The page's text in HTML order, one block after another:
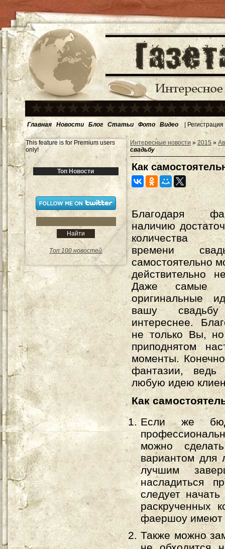
Главная Новости Блог Статьи Фото Видео | Регистрация
This feature is for Premium users
only!
Топ Новости
Топ 100 новостей
Интересные новости » 2015 »
свадьбу
Как
Благодаря
наличию
количества
времени
самостоятельно
действительно
Даже самые
оригинальные
вашу
интереснее.
не только Вы, но
приподнятом
моменты.
фантазии, ведь
любую идею
Как
Если же
можно
вариантом для
лучшим
насладиться
следует
раскрученных
фаершоу имеют
Также можно